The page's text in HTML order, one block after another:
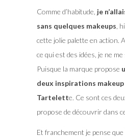
Comme d’habitude, je
sans quelques makeups ,
cette jolie palette en action.
ce qui est des idées, je ne
Puisque la marque propose
deux inspirations
Tartelette. Ce sont ces
propose de découvrir dans
Et franchement je pense que